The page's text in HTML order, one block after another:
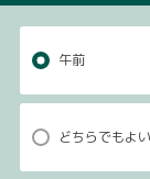
午前
どちらでもよい